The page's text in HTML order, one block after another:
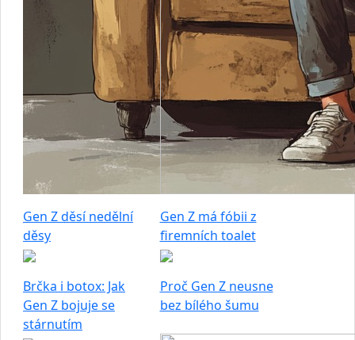
Gen Z děsí nedělní
děsy
Gen Z má fóbii z
firemních toalet
Brčka i botox: Jak
Gen Z bojuje se
stárnutím
Proč Gen Z neusne
bez bílého šumu